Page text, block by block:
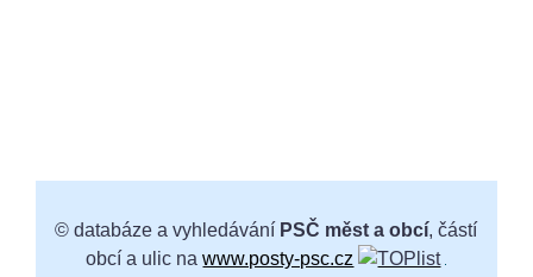
© databáze a vyhledávání PSČ měst a obcí, částí
obcí a ulic nawww.posty-psc.cz